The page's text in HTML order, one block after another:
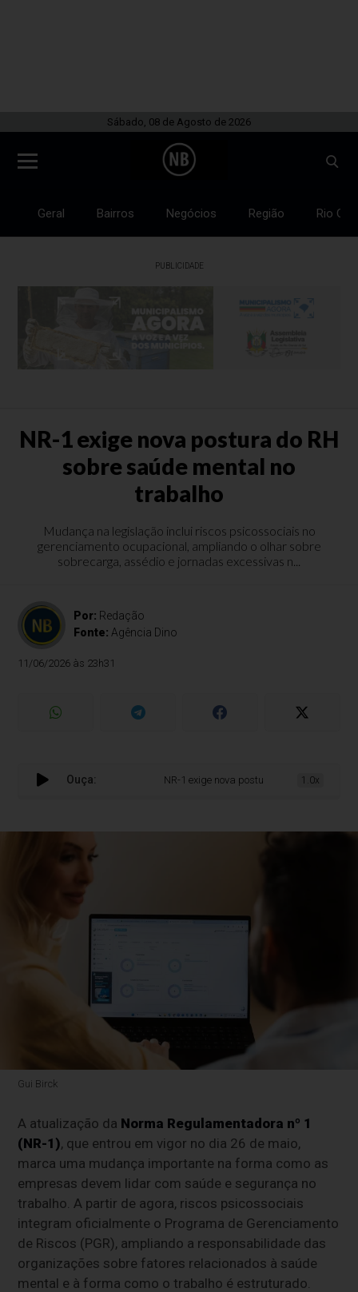
Sábado, 08 de Agosto de 2026
Geral Bairros Negócios Região Rio
PUBLICIDADE
NR-1 exige nova postura do RH
sobre saúde mental no
trabalho
Mudança na legislação inclui riscos psicossociais no
gerenciamento ocupacional, ampliando o olhar sobre
sobrecarga, assédio e jornadas excessivas n...
Por: Redação
Fonte: Agência Dino
11/06/2026 às 23h31
Ouça: NR-1 exige nova postura do RH sobre
1.0x
Gui Birck
A atualização da Norma Regulamentadora nº 1
(NR-1), que entrou em vigor no dia 26 de maio,
marca uma mudança importante na forma como as
empresas devem lidar com saúde e segurança no
trabalho. A partir de agora, riscos psicossociais
integram oficialmente o Programa de Gerenciamento
de Riscos (PGR), ampliando a responsabilidade das
organizações sobre fatores relacionados à saúde
mental e à forma como o trabalho é estruturado.